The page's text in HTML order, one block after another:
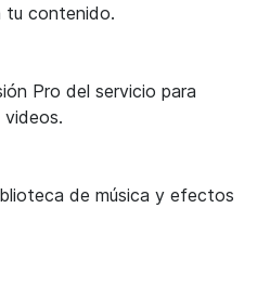
tu contenido.
Pro del servicio para
de música y efectos